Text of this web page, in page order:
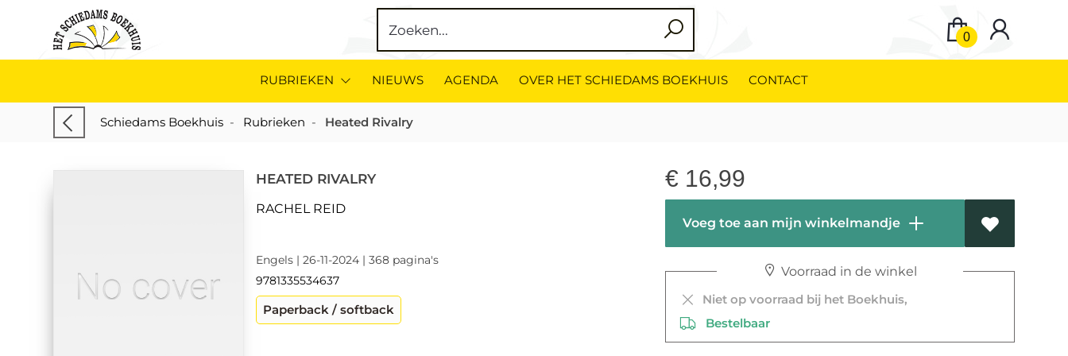
0
RUBRIEKEN NIEUWS AGENDA OVER HET SCHIEDAMS BOEKHUIS CONTACT
Schiedams Boekhuis - Rubrieken - Heated Rivalry
HEATED RIVALRY
RACHEL REID
Engels | 26-11-2024 | 368 pagina's
9781335534637
Paperback / softback
€ 16,99
Voeg toe aan mijn winkelmandje
Voorraad in de winkel
Niet op voorraad bij het Boekhuis,
Bestelbaar